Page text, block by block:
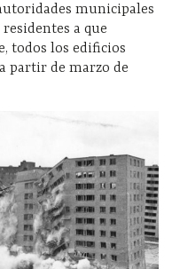
municipales
a que
todos los edificios
partir de marzo de